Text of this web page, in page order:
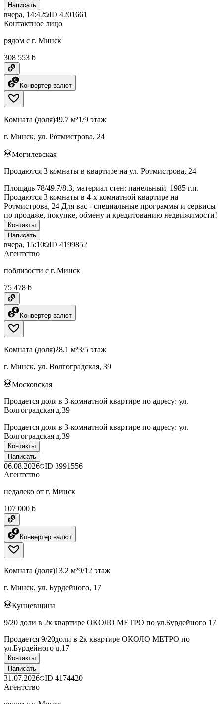
Написать
вчера, 14:42 ID 4201661
Контактное лицо
рядом с г. Минск
308 553 ƃ
Конвертер валют
Комната (доля)49.7 м²1/9 этаж
г. Минск, ул. Ротмистрова, 24
Могилевская
Продаются 3 комнаты в квартире на ул. Ротмистрова, 24
Площадь 78/49.7/8.3, материал стен: панельный, 1985 г.п.
Продаются 3 комнаты в 4-х комнатной квартире на
Ротмистрова, 24 Для вас - специальные программы и сервисы
по продаже, покупке, обмену и кредитованию недвижимости!
Контакты
Написать
вчера, 15:10 ID 4199852
Агентство
поблизости с г. Минск
75 478 ƃ
Конвертер валют
Комната (доля)28.1 м²3/5 этаж
г. Минск, ул. Волгоградская, 39
Московская
Продается доля в 3-комнатной квартире по адресу: ул.
Волгоградская д.39
Продается доля в 3-комнатной квартире по адресу: ул.
Волгоградская д.39
Контакты
Написать
06.08.2026 ID 3991556
Агентство
недалеко от г. Минск
107 000 ƃ
Конвертер валют
Комната (доля)13.2 м²9/12 этаж
г. Минск, ул. Бурдейного, 17
Кунцевщина
9/20 доли в 2к квартире ОКОЛО МЕТРО по ул.Бурдейного 17
Продается 9/20доли в 2к квартире ОКОЛО МЕТРО по
ул.Бурдейного д.17
Контакты
Написать
31.07.2026 ID 4174420
Агентство